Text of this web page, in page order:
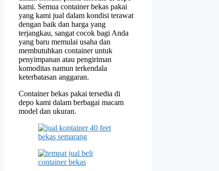
kami. Semua container bekas pakai
yang kami jual dalam kondisi terawat
dengan baik dan harga yang
terjangkau, sangat cocok bagi Anda
yang baru memulai usaha dan
membutuhkan container untuk
penyimpanan atau pengiriman
komoditas namun terkendala
keterbatasan anggaran.
Container bekas pakai tersedia di
depo kami dalam berbagai macam
model dan ukuran.